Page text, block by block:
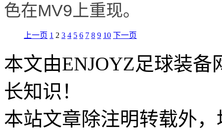
色在MV9上重现。
上一页 1 2 3 4 5 6 7 8 9 10 下一页
本文由ENJOYZ足球装
长知识！
本站文章除注明转载外